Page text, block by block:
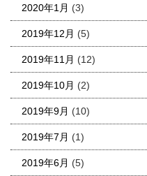
2020年1月 (3)
2019年12月 (5)
2019年11月 (12)
2019年10月 (2)
2019年9月 (10)
2019年7月 (1)
2019年6月 (5)